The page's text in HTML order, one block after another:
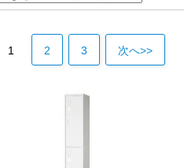
1 2 3 次へ>>